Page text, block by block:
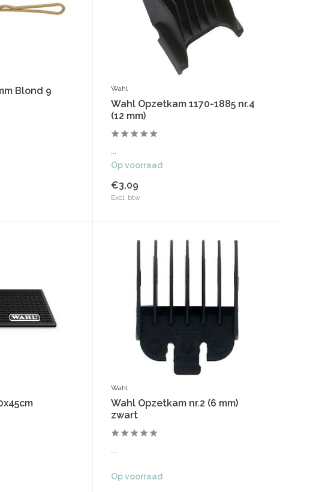
Blond 9
Wahl
Wahl Opzetkam 1170-1885 nr.4
(12 mm)
...
Op voorraad
€3,09
Excl. btw
Wahl
Wahl Opzetkam nr.2 (6 mm)
zwart
...
Op voorraad